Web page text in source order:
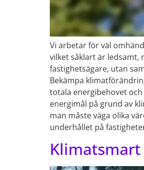
Vi arbetar för väl
vilket såklart är
fastighetsägare, utan
Bekämpa
totala energibehovet
energimål på grund av
man måste väga olika
underhållet på